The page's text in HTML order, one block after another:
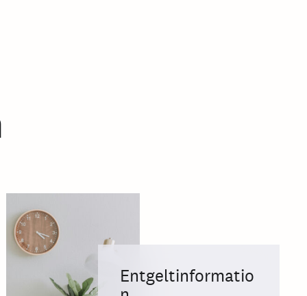
Entgeltinformatio